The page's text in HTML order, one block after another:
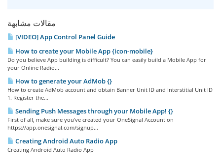
مقالات مشابهة
[VIDEO] App Control Panel Guide
How to create your Mobile App {icon-mobile}
Do you believe App building is difficult? You can easily build a Mobile App for
your Online Radio...
How to generate your AdMob {}
How to create AdMob account and obtain Banner Unit ID and Interstitial Unit ID
1. Register the...
Sending Push Messages through your Mobile App! {}
First of all, make sure you've created your OneSignal Account on
https://app.onesignal.com/signup...
Creating Android Auto Radio App
Creating Android Auto Radio App